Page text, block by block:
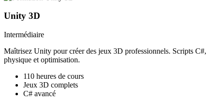
Unity 3D
Intermédiaire
Maîtrisez Unity pour créer des jeux 3D professionnels. Scripts C#,
physique et optimisation.
110 heures de cours
Jeux 3D complets
C# avancé